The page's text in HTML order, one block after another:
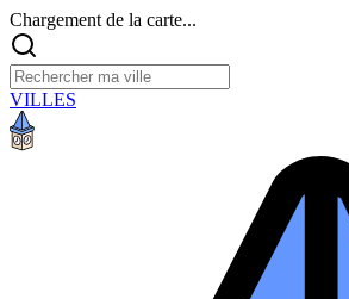
Chargement de la carte...
VILLES